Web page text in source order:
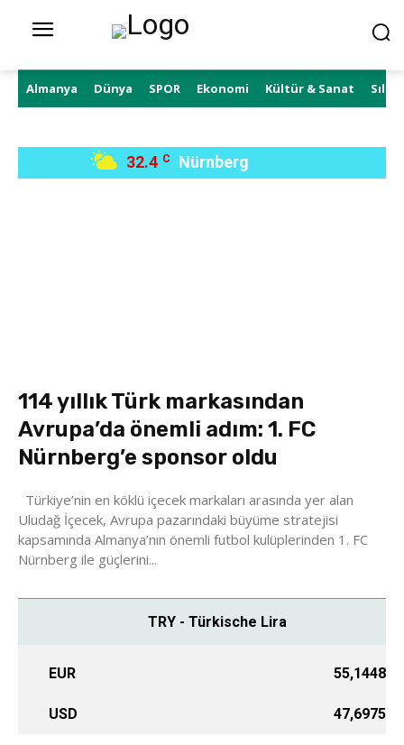
Almanya Dünya SPOR Ekonomi Kültür & Sanat Sıla
32.4 C Nürnberg
114 yıllık Türk markasından
Avrupa’da önemli adım: 1. FC
Nürnberg’e sponsor oldu
Uludağ İçecek, Avrupa pazarındaki büyüme stratejisi
kapsamında Almanya’nın önemli futbol kulüplerinden 1. FC
Nürnberg ile güçlerini...
TRY - Türkische Lira
EUR 55,1448
USD 47,6975